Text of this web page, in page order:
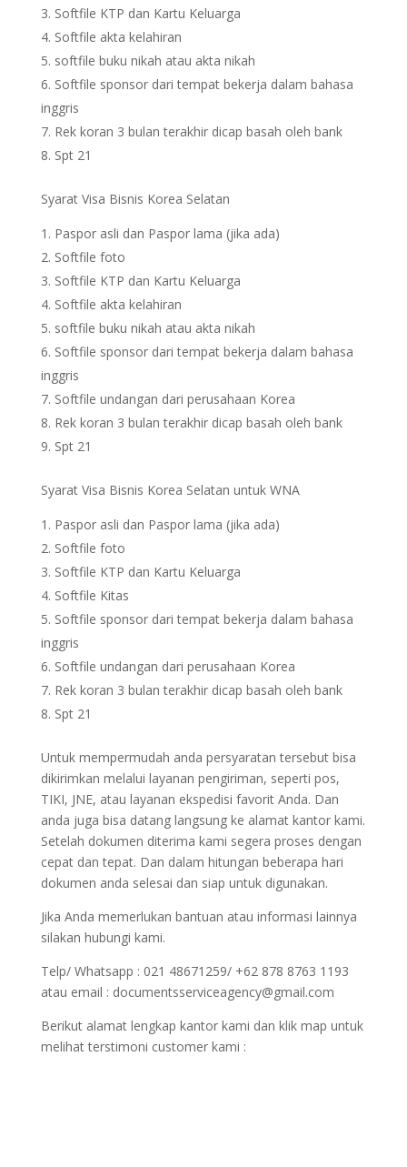
Softfile KTP dan Kartu Keluarga
Softfile akta kelahiran
softfile buku nikah atau akta nikah
Softfile sponsor dari tempat bekerja dalam bahasa
inggris
Rek koran 3 bulan terakhir dicap basah oleh bank
Spt 21
Syarat Visa Bisnis Korea Selatan
Paspor asli dan Paspor lama (jika ada)
Softfile foto
Softfile KTP dan Kartu Keluarga
Softfile akta kelahiran
softfile buku nikah atau akta nikah
Softfile sponsor dari tempat bekerja dalam bahasa
inggris
Softfile undangan dari perusahaan Korea
Rek koran 3 bulan terakhir dicap basah oleh bank
Spt 21
Syarat Visa Bisnis Korea Selatan untuk WNA
Paspor asli dan Paspor lama (jika ada)
Softfile foto
Softfile KTP dan Kartu Keluarga
Softfile Kitas
Softfile sponsor dari tempat bekerja dalam bahasa
inggris
Softfile undangan dari perusahaan Korea
Rek koran 3 bulan terakhir dicap basah oleh bank
Spt 21
Untuk mempermudah anda persyaratan tersebut bisa
dikirimkan melalui layanan pengiriman, seperti pos,
TIKI, JNE, atau layanan ekspedisi favorit Anda. Dan
anda juga bisa datang langsung ke alamat kantor kami.
Setelah dokumen diterima kami segera proses dengan
cepat dan tepat. Dan dalam hitungan beberapa hari
dokumen anda selesai dan siap untuk digunakan.
Jika Anda memerlukan bantuan atau informasi lainnya
silakan hubungi kami.
Telp/ Whatsapp : 021 48671259/ +62 878 8763 1193
atau email : documentsserviceagency@gmail.com
Berikut alamat lengkap kantor kami dan klik map untuk
melihat terstimoni customer kami :